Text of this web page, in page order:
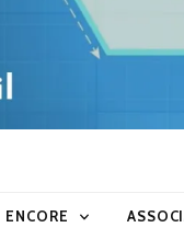
ENCORE